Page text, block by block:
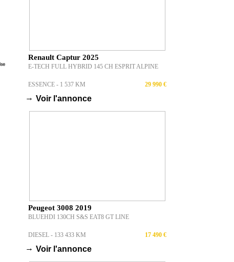
Renault Captur 2025
E-TECH FULL HYBRID 145 CH ESPRIT ALPINE
ESSENCE - 1 537 KM 29 990 €
→ Voir l'annonce
Peugeot 3008 2019
BLUEHDI 130CH S&S EAT8 GT LINE
DIESEL - 133 433 KM 17 490 €
→ Voir l'annonce